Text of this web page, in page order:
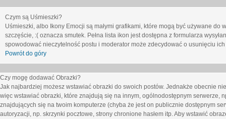
Czym są Uśmieszki?
Uśmieszki, albo Ikony Emocji są małymi grafikami, które mogą być używane
szczęście, :( oznacza smutek. Pełna lista ikon jest dostępna z formularza
spowodować nieczytelność postu i moderator może zdecydować o usunięciu ich
Powrót do góry
Czy mogę dodawać Obrazki?
Jak najbardziej możesz wstawiać obrazki do swoich postów. Jednakże obecnie
więc wstawiać obrazki, które znajdują się na innym, ogólnodostępnym serwerze,
znajdujących się na twoim komputerze (chyba że jest on publicznie dostępnym
autoryzacji, np. skrzynki pocztowe, strony chronione hasłem itp. Aby wstawić